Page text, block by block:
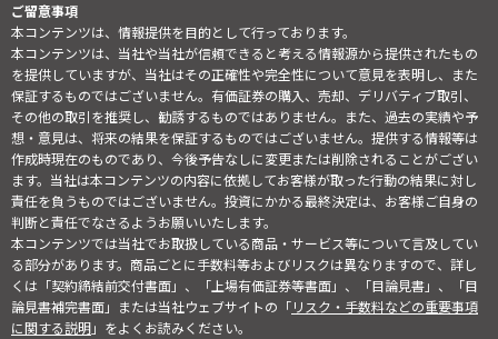
ご留意事項
本コンテンツは、情報提供を目的として行っております。
本コンテンツは、当社や当社が信頼できると考える情報源から提供されたもの
を提供していますが、当社はその正確性や完全性について意見を表明し、また
保証するものではございません。有価証券の購入、売却、デリバティブ取引、
その他の取引を推奨し、勧誘するものではありません。また、過去の実績や予
想・意見は、将来の結果を保証するものではございません。提供する情報等は
作成時現在のものであり、今後予告なしに変更または削除されることがござい
ます。当社は本コンテンツの内容に依拠してお客様が取った行動の結果に対し
責任を負うものではございません。投資にかかる最終決定は、お客様ご自身の
判断と責任でなさるようお願いいたします。
本コンテンツでは当社でお取扱している商品・サービス等について言及してい
る部分があります。商品ごとに手数料等およびリスクは異なりますので、詳し
くは「契約締結前交付書面」、「上場有価証券等書面」、「目論見書」、「目
論見書補完書面」または当社ウェブサイトの「リスク・手数料などの重要事項
に関する説明」をよくお読みください。